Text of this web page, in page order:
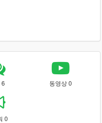
6 동영상 0
0